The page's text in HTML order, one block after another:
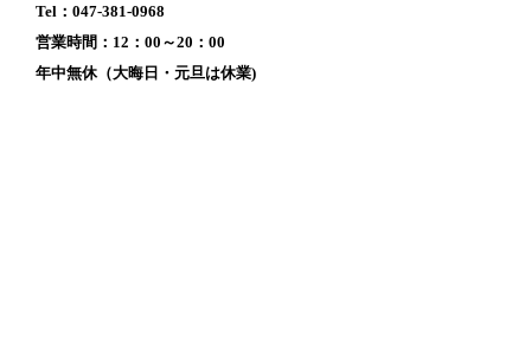
Tel：047-381-0968
営業時間：12：00～20：00
年中無休（大晦日・元旦は休業)